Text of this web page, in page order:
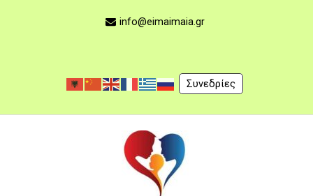
info@eimaimaia.gr
Συνεδρίες
Κύριο
Μενού